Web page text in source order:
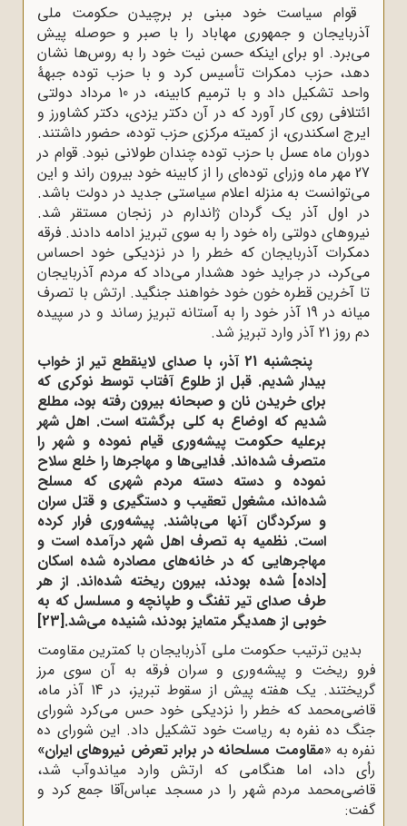
قوام سیاست خود مبنی بر برچیدن حکومت ملی
آذربایجان و جمهوری مهاباد را با صبر و حوصله پیش
می‌برد. او برای اینکه حسن نیت خود را به روس‌ها نشان
دهد، حزب دمکرات تأسیس کرد و با حزب توده جبهۀ
واحد تشکیل داد و با ترمیم کابینه، در 10 مرداد دولتی
ائتلافی روی کار آورد که در آن دکتر یزدی، دکتر کشاورز و
ایرج اسکندری، از کمیته مرکزی حزب توده، حضور داشتند.
دوران ماه عسل با حزب توده چندان طولانی نبود. قوام در
27 مهر ماه وزرای توده‌ای را از کابینه خود بیرون راند و این
می‌توانست به منزله اعلام سیاستی جدید در دولت باشد.
در اول آذر یک گردان ژاندارم در زنجان مستقر شد.
نیروهای دولتی راه خود را به سوی تبریز ادامه دادند. فرقه
دمکرات آذربایجان که خطر را در نزدیکی خود احساس
می‌کرد، در جراید خود هشدار می‌داد که مردم آذربایجان
تا آخرین قطره خون خود خواهند جنگید. ارتش با تصرف
میانه در 19 آذر خود را به آستانه تبریز رساند و در سپیده
دم روز 21 آذر وارد تبریز شد.
پنجشنبه 21 آذر، با صدای لاینقطع تیر از خواب
بیدار شدیم. قبل از طلوع آفتاب توسط نوکری که
برای خریدن نان و صبحانه بیرون رفته بود، مطلع
شدیم که اوضاع به کلی برگشته است. اهل شهر
برعلیه حکومت پیشه‌وری قیام نموده و شهر را
متصرف شده‌اند. فدایی‌ها و مهاجرها را خلع سلاح
نموده و دسته دسته مردم شهری که مسلح
شده‌اند، مشغول تعقیب و دستگیری و قتل سران
و سرکردگان آنها می‌باشند. پیشه‌وری فرار کرده
است. نظمیه به تصرف اهل شهر درآمده است و
مهاجرهایی که در خانه‌های مصادره شده اسکان
[داده] شده بودند، بیرون ریخته شده‌اند. از هر
طرف صدای تیر تفنگ و طپانچه و مسلسل که به
خوبی از همدیگر متمایز بودند، شنیده می‌شد.[23]
بدین ترتیب حکومت ملی آذربایجان با کمترین مقاومت
فرو ریخت و پیشه‌وری و سران فرقه به آن سوی مرز
گریختند. یک هفته پیش از سقوط تبریز، در 14 آذر ماه،
قاضی‌محمد که خطر را نزدیکی خود حس می‌کرد شورای
جنگ ده نفره به ریاست خود تشکیل داد. این شورای ده
نفره به «مقاومت مسلحانه در برابر تعرض نیروهای ایران»
رأی داد، اما هنگامی که ارتش وارد میاندوآب شد،
قاضی‌محمد مردم شهر را در مسجد عباس‌آقا جمع کرد و
گفت: